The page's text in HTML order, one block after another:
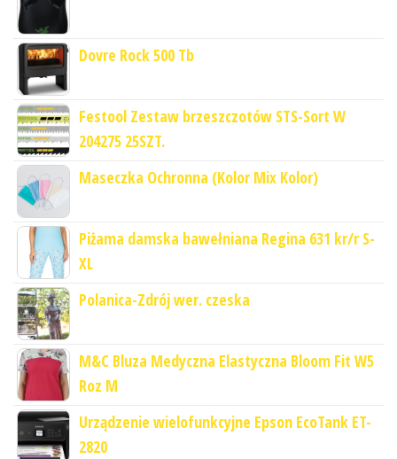
Dovre Rock 500 Tb
Festool Zestaw brzeszczotów STS-Sort W
204275 25SZT.
Maseczka Ochronna (Kolor Mix Kolor)
Piżama damska bawełniana Regina 631 kr/r S-
XL
Polanica-Zdrój wer. czeska
M&C Bluza Medyczna Elastyczna Bloom Fit W5
Roz M
Urządzenie wielofunkcyjne Epson EcoTank ET-
2820